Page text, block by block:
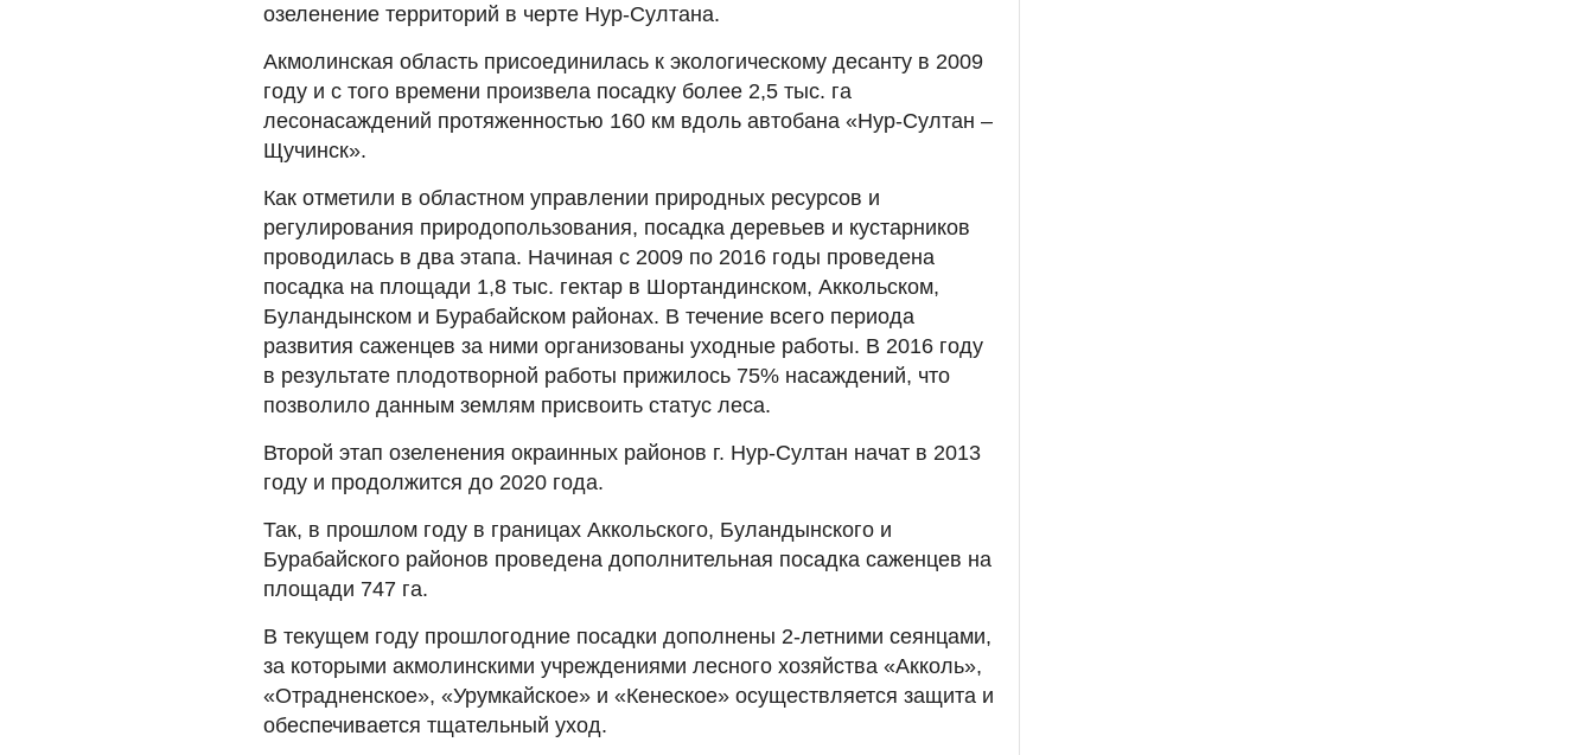
озеленение территорий в черте Нур-Султана.
Акмолинская область присоединилась к экологическому десанту в 2009
году и с того времени произвела посадку более 2,5 тыс. га
лесонасаждений протяженностью 160 км вдоль автобана «Нур-Султан –
Щучинск».
Как отметили в областном управлении природных ресурсов и
регулирования природопользования, посадка деревьев и кустарников
проводилась в два этапа. Начиная с 2009 по 2016 годы проведена
посадка на площади 1,8 тыс. гектар в Шортандинском, Аккольском,
Буландынском и Бурабайском районах. В течение всего периода
развития саженцев за ними организованы уходные работы. В 2016 году
в результате плодотворной работы прижилось 75% насаждений, что
позволило данным землям присвоить статус леса.
Второй этап озеленения окраинных районов г. Нур-Султан начат в 2013
году и продолжится до 2020 года.
Так, в прошлом году в границах Аккольского, Буландынского и
Бурабайского районов проведена дополнительная посадка саженцев на
площади 747 га.
В текущем году прошлогодние посадки дополнены 2-летними сеянцами,
за которыми акмолинскими учреждениями лесного хозяйства «Акколь»,
«Отрадненское», «Урумкайское» и «Кенеское» осуществляется защита и
обеспечивается тщательный уход.